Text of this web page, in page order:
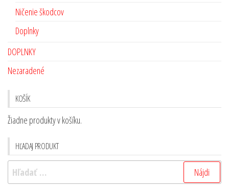
Ničenie škodcov
Doplnky
DOPLNKY
Nezaradené
KOŠÍK
Žiadne produkty v košíku.
HĽADAJ PRODUKT